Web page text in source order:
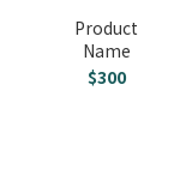
Product
Name
$300